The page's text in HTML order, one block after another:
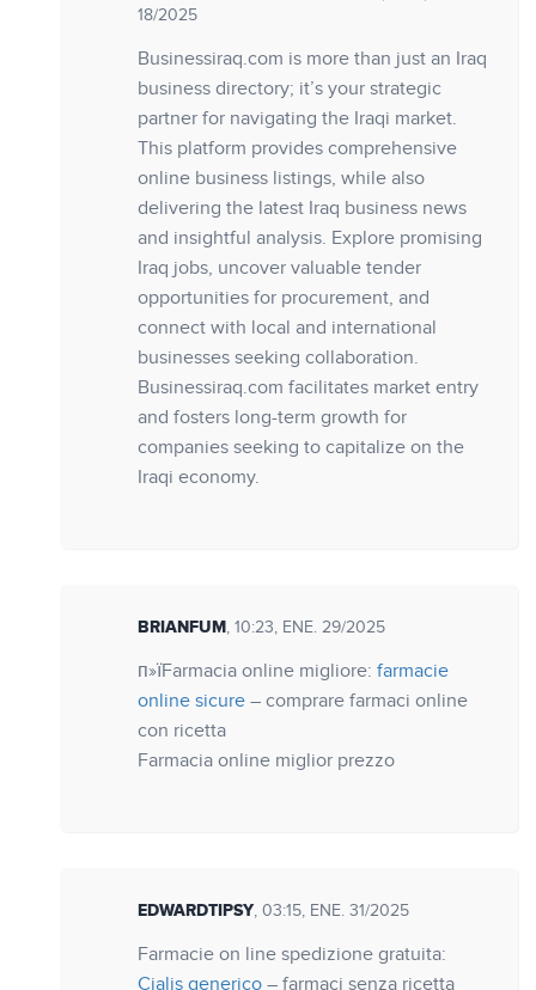
18/2025
Businessiraq.com is more than just an Iraq
business directory; it’s your strategic
partner for navigating the Iraqi market.
This platform provides comprehensive
online business listings, while also
delivering the latest Iraq business news
and insightful analysis. Explore promising
Iraq jobs, uncover valuable tender
opportunities for procurement, and
connect with local and international
businesses seeking collaboration.
Businessiraq.com facilitates market entry
and fosters long-term growth for
companies seeking to capitalize on the
Iraqi economy.
BRIANFUM, 10:23, ENE. 29/2025
п»їFarmacia online migliore: farmacie
online sicure – comprare farmaci online
con ricetta
Farmacia online miglior prezzo
EDWARDTIPSY, 03:15, ENE. 31/2025
Farmacie on line spedizione gratuita:
Cialis generico – farmaci senza ricetta